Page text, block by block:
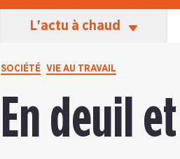
L'actu à chaud
Les Équipes En Action
SOCIÉTÉ VIE AU TRAVAIL
En deuil